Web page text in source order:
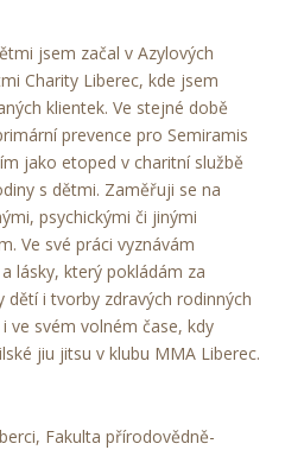
jsem začal v Azylových
Charity Liberec, kde jsem
klientek. Ve stejné době
prevence pro Semiramis
jako etoped v charitní službě
s dětmi. Zaměřuji se na
psychickými či jinými
Ve své práci vyznávám
lásky, který pokládám za
dětí i tvorby zdravých rodinných
ve svém volném čase, kdy
jiu jitsu v klubu MMA Liberec.
Fakulta přírodovědně-